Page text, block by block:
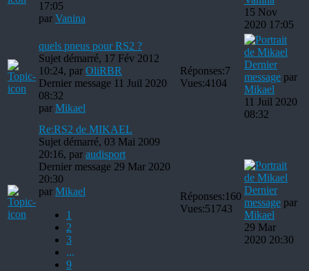
17:05
par Vanina
15 Nov
2020 17:05
quels pneus pour RS2 ?
Sujet démarré, 17 Fév 2012
10:24, par OliRBR
Dernier message 11 Juil 2020
08:32
par Mikael
Réponses:7
Vues:4104
Dernier
message par
Mikael
11 Juil 2020
08:32
Re:RS2 de MIKAEL
Sujet démarré, 03 Mai 2009
20:16, par audisport
Dernier message 29 Mar 2020
20:30
par Mikael
1
2
3
...
9
Réponses:160
Vues:51743
Dernier
message par
Mikael
29 Mar
2020 20:30